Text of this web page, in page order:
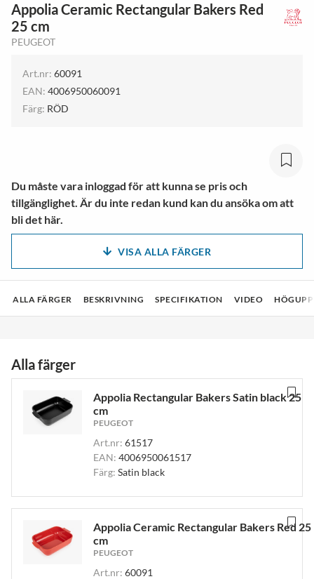
Appolia Ceramic Rectangular Bakers Red
25 cm
PEUGEOT
Art.nr: 60091
EAN: 4006950060091
Färg: RÖD
Du måste vara inloggad för att kunna se pris och
tillgänglighet. Är du inte redan kund kan du ansöka om att
bli det här.
VISA ALLA FÄRGER
ALLA FÄRGER BESKRIVNING SPECIFIKATION VIDEO
Alla färger
Appolia Rectangular Bakers Satin black 25
cm
PEUGEOT
Art.nr: 61517
EAN: 4006950061517
Färg: Satin black
Appolia Ceramic Rectangular Bakers Red 25
cm
PEUGEOT
Art.nr: 60091